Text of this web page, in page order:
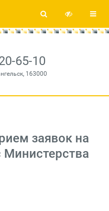
65-10
163000
заявок на
Министерства